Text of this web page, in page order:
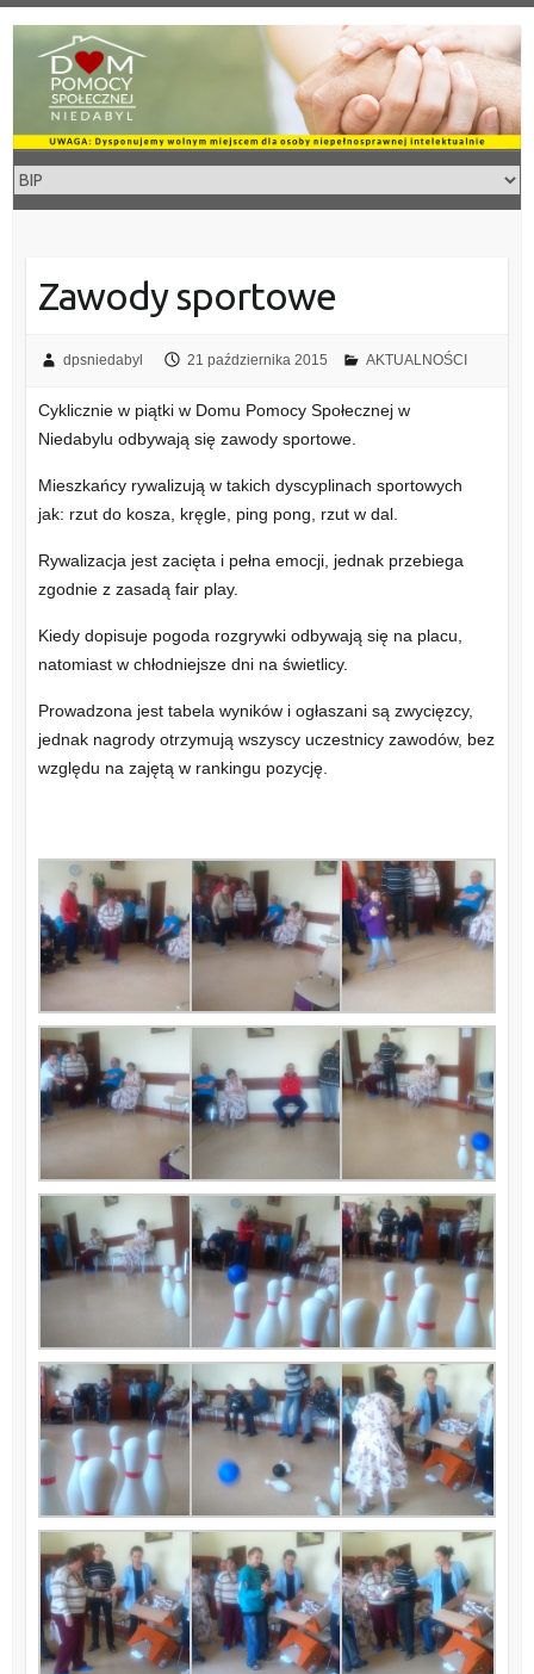
content
Zawody sportowe
dpsniedabyl 21 października 2015 AKTUALNOŚCI
Cyklicznie w piątki w Domu Pomocy Społecznej w
Niedabylu odbywają się zawody sportowe.
Mieszkańcy rywalizują w takich dyscyplinach sportowych
jak: rzut do kosza, kręgle, ping pong, rzut w dal.
Rywalizacja jest zacięta i pełna emocji, jednak przebiega
zgodnie z zasadą fair play.
Kiedy dopisuje pogoda rozgrywki odbywają się na placu,
natomiast w chłodniejsze dni na świetlicy.
Prowadzona jest tabela wyników i ogłaszani są zwycięzcy,
jednak nagrody otrzymują wszyscy uczestnicy zawodów, bez
względu na zajętą w rankingu pozycję.